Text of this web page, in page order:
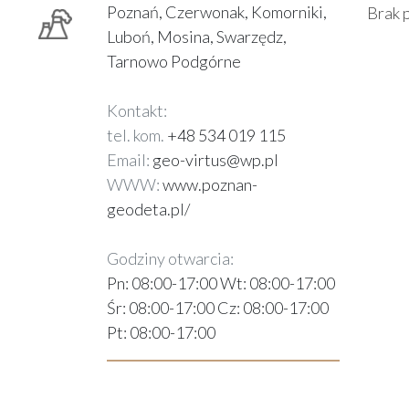
Poznań, Czerwonak, Komorniki,
Luboń, Mosina, Swarzędz,
Tarnowo Podgórne
Kontakt:
tel. kom. +48 534 019 115
Email: geo-virtus@wp.pl
WWW:www.poznan-
geodeta.pl/
Godziny otwarcia:
Pn: 08:00-17:00 Wt: 08:00-17:00
Śr: 08:00-17:00 Cz: 08:00-17:00
Pt: 08:00-17:00
Brak